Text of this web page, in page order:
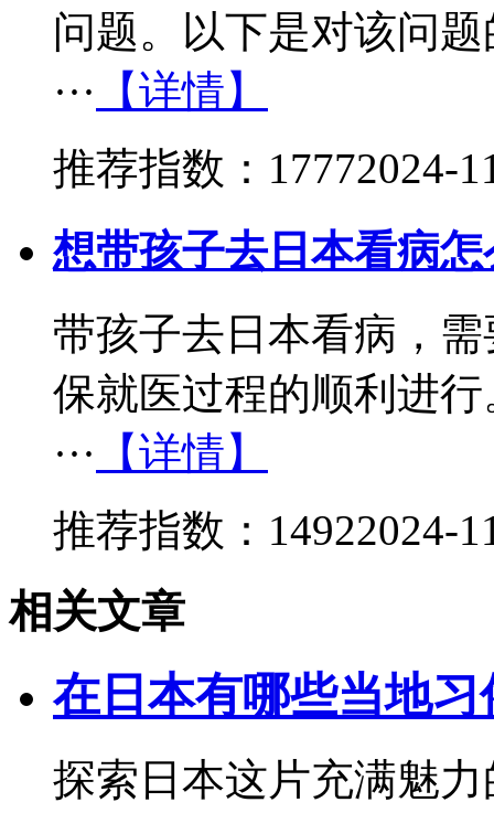
问题。以下是对该问
··· 【详情】
推荐指数：17772024-
想带孩子去日本看病
带孩子去日本看病，
保就医过程的顺利进
··· 【详情】
推荐指数：14922024-
相关文章
在日本有哪些当地
探索日本这片充满魅